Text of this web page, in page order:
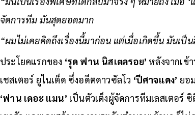
“มันเป็นเรื่องพิเศษที่ได้กลับมาจริง ๆ หมายถึง เมื่อ ‘
จัดการทีม มันสุดยอดมาก
“ผมไม่เคยคิดถึงเรื่องนี้มาก่อน แต่เมื่อเกิดขึ้น มันเป็
ประโยคแรกของ‘รุด ฟาน นิสเตลรอย’หลังจากเข้
เชสเตอร์ ยูไนเต็ด ซึ่งอดีตดาวซัลโว‘ปีศาจแดง’ยอ